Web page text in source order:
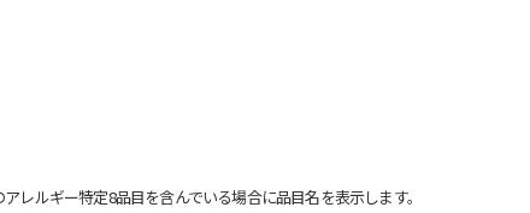
ルギー特定8品目を含んでいる場合に品目名を表示します。